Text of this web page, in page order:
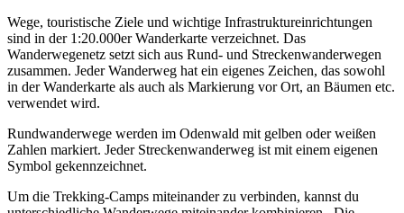
Wege, touristische Ziele und wichtige Infrastruktureinrichtungen
sind in der 1:20.000er Wanderkarte verzeichnet. Das
Wanderwegenetz setzt sich aus Rund- und Streckenwanderwegen
zusammen. Jeder Wanderweg hat ein eigenes Zeichen, das sowohl
in der Wanderkarte als auch als Markierung vor Ort, an Bäumen etc.
verwendet wird.
Rundwanderwege werden im Odenwald mit gelben oder weißen
Zahlen markiert. Jeder Streckenwanderweg ist mit einem eigenen
Symbol gekennzeichnet.
Um die Trekking-Camps miteinander zu verbinden, kannst du